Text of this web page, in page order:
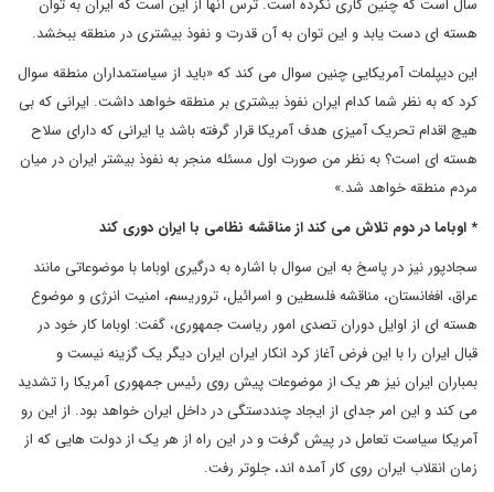
سال است که چنین کاری نکرده است. ترس آنها از این است که ایران به توان
هسته ای دست یابد و این توان به آن قدرت و نفوذ بیشتری در منطقه ببخشد.
این دیپلمات آمریکایی چنین سوال می کند که «باید از سیاستمداران منطقه سوال
کرد که به نظر شما کدام ایران نفوذ بیشتری بر منطقه خواهد داشت. ایرانی که بی
هیچ اقدام تحریک آمیزی هدف آمریکا قرار گرفته باشد یا ایرانی که دارای سلاح
هسته ای است؟ به نظر من صورت اول مسئله منجر به نفوذ بیشتر ایران در میان
مردم منطقه خواهد شد.»
* اوباما در دوم تلاش می کند از مناقشه نظامی با ایران دوری کند
سجادپور نیز در پاسخ به این سوال با اشاره به درگیری اوباما با موضوعاتی مانند
عراق، افغانستان، مناقشه فلسطین و اسرائیل، تروریسم، امنیت انرژی و موضوع
هسته ای از اوایل دوران تصدی امور ریاست جمهوری، گفت: اوباما کار خود در
قبال ایران را با این فرض آغاز کرد انکار ایران ایران دیگر یک گزینه نیست و
بمباران ایران نیز هر یک از موضوعات پیش روی رئیس جمهوری آمریکا را تشدید
می کند و این امر جدای از ایجاد چنددستگی در داخل ایران خواهد بود. از این رو
آمریکا سیاست تعامل در پیش گرفت و در این راه از هر یک از دولت هایی که از
زمان انقلاب ایران روی کار آمده اند، جلوتر رفت.